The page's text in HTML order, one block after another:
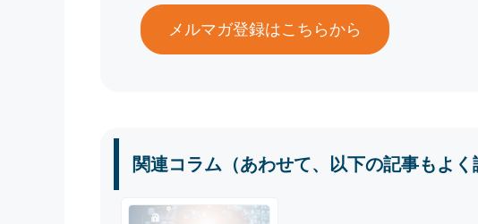
メルマガ登録はこちらから
関連コラム（あわせて、以下の記事もよく